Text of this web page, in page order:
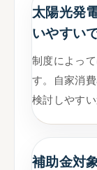
太陽光発
いやすい
制度によっ
す。自家消
検討しやすい
補助金対